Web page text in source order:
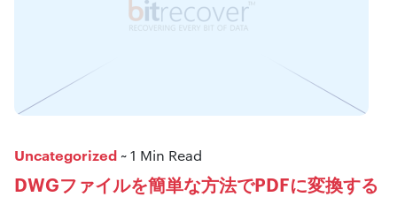
Uncategorized ~ 1 Min Read
DWGファイルを簡単な方法でPDFに変換する